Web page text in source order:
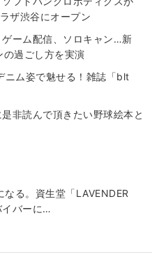
ザ渋谷にオープン
ーム配信、ソロキャン…新
の過ごし方を実演
ニム姿で魅せる！雑誌「blt
非読んで頂きたい野球絵本と
なる。資生堂「LAVENDER
イバーに…